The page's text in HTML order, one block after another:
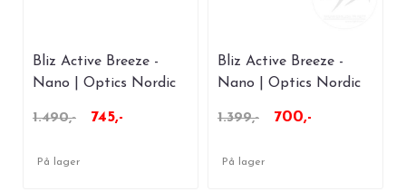
Bliz Active Breeze -
Nano | Optics Nordic
1.490,-
745,-
På lager
Bliz Active Breeze -
Nano | Optics Nordic
1.399,-
700,-
På lager